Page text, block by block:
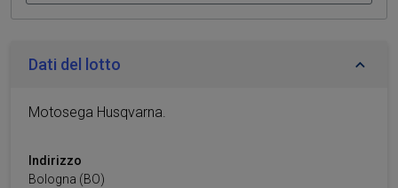
Dati del lotto
Motosega Husqvarna.
Indirizzo
Bologna (BO)